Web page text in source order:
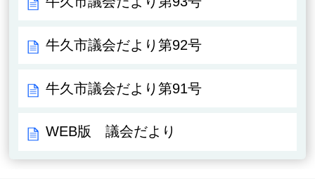
牛久市議会だより第92号
牛久市議会だより第91号
WEB版 議会だより